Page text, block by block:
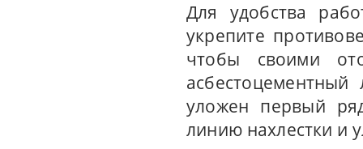
Для удобства
укрепите
чтобы своими
уложен первый
линию нахлестки и